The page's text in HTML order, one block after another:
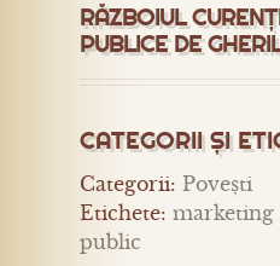
RĂZBOIUL
PUBLICE DE
CATEGORII ȘI
Categorii: Povești
Etichete: marketing
public